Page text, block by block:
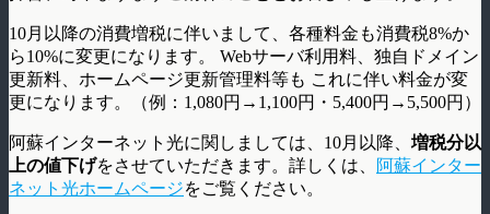
10月以降の消費増税に伴いまして、各種料金も消費税8%か
ら10%に変更になります。 Webサーバ利用料、独自ドメイン
更新料、ホームページ更新管理料等も これに伴い料金が変
更になります。（例：1,080円→1,100円・5,400円→5,500円）
阿蘇インターネット光に関しましては、10月以降、 増税分以
上の値下げをさせていただきます。詳しくは、
阿蘇インター
ネット光ホームページをご覧ください。